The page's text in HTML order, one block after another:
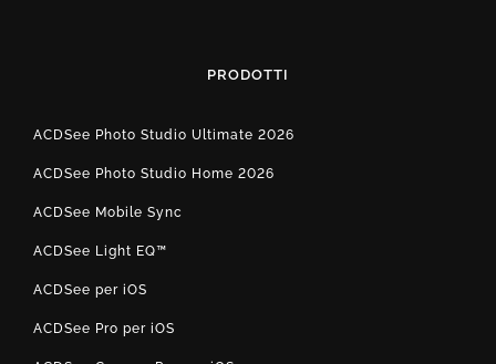
PRODOTTI
ACDSee Photo Studio Ultimate 2026
ACDSee Photo Studio Home 2026
ACDSee Mobile Sync
ACDSee Light EQ™
ACDSee per iOS
ACDSee Pro per iOS